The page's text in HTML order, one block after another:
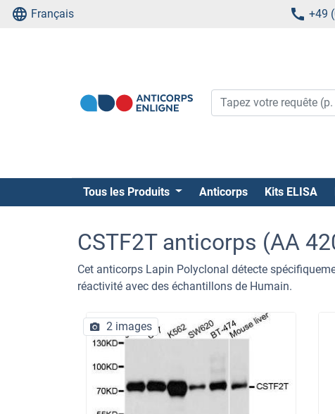
Français +49
Tous les Produits Anticorps Kits ELISA
CSTF2T anticorps (AA
Cet anticorps Lapin Polyclonal détecte
réactivité avec des échantillons de Humain.
2 images